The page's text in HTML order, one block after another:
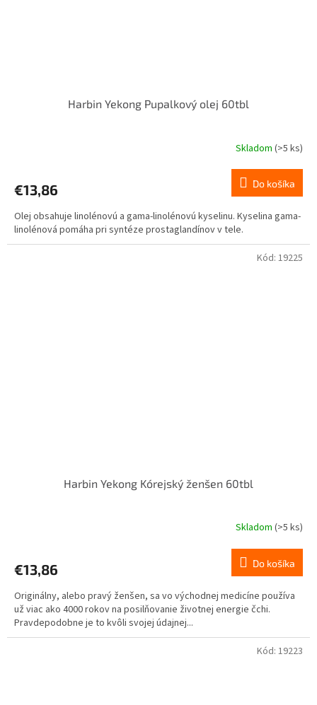
Harbin Yekong Pupalkový olej 60tbl
Skladom (>5 ks)
€13,86 Do košíka
Olej obsahuje linolénovú a gama-linolénovú kyselinu. Kyselina gama-
linolénová pomáha pri syntéze prostaglandínov v tele.
Harbin Yekong Kórejský ženšen 60tbl
Skladom (>5 ks)
€13,86 Do košíka
Originálny, alebo pravý ženšen, sa vo východnej medicíne používa
už viac ako 4000 rokov na posilňovanie životnej energie čchi.
Pravdepodobne je to kvôli svojej údajnej...
Kód: 19225
Kód: 19223